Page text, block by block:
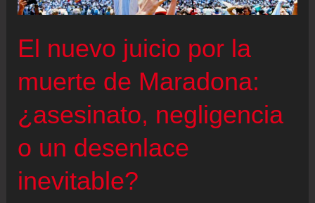
España
El nuevo juicio por la
muerte de Maradona:
¿asesinato, negligencia
o un desenlace
inevitable?